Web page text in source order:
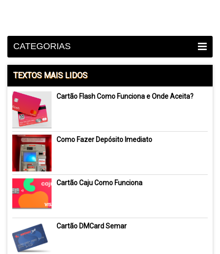
CATEGORIAS
TEXTOS MAIS LIDOS
Cartão Flash Como Funciona e Onde Aceita?
Como Fazer Depósito Imediato
Cartão Caju Como Funciona
Cartão DMCard Semar